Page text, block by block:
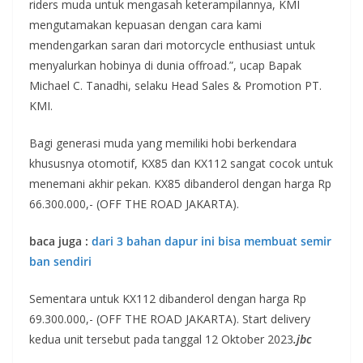
riders muda untuk mengasah keterampilannya, KMI
mengutamakan kepuasan dengan cara kami
mendengarkan saran dari motorcycle enthusiast untuk
menyalurkan hobinya di dunia offroad.”, ucap Bapak
Michael C. Tanadhi, selaku Head Sales & Promotion PT.
KMI.
Bagi generasi muda yang memiliki hobi berkendara
khususnya otomotif, KX85 dan KX112 sangat cocok untuk
menemani akhir pekan. KX85 dibanderol dengan harga Rp
66.300.000,- (OFF THE ROAD JAKARTA).
baca juga : dari 3 bahan dapur ini bisa membuat semir
ban sendiri
Sementara untuk KX112 dibanderol dengan harga Rp
69.300.000,- (OFF THE ROAD JAKARTA). Start delivery
kedua unit tersebut pada tanggal 12 Oktober 2023.jbc